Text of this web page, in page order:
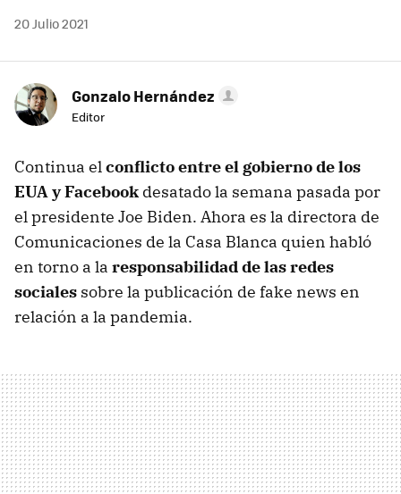
20 Julio 2021
Gonzalo Hernández
Editor
Continua elconflicto entre el gobierno de los
EUA y Facebookdesatado la semana pasada por
el presidente Joe Biden. Ahora es la directora de
Comunicaciones de la Casa Blanca quien habló
en torno a la responsabilidad de las redes
sociales sobre la publicación de fake news en
relación a la pandemia.